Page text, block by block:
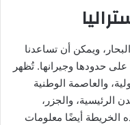
ويمكن أن تساعدنا
حدودها وجيرانها. تُظهر
والعاصمة الوطنية
الرئيسية، والجزر،
الخريطة أيضًا معلومات